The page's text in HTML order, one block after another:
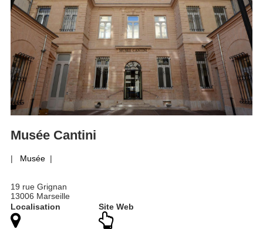
Musée Cantini
| Musée|
19 rue Grignan
13006 Marseille
Localisation
Site Web